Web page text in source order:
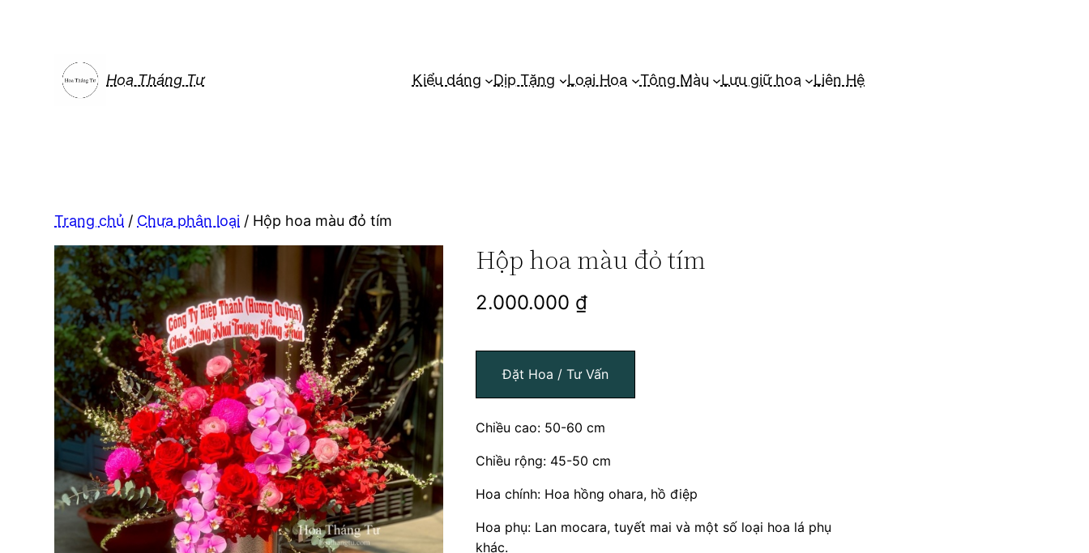
Hoa Tháng Tư Kiểu dáng Dịp Tặng Loại Hoa Tông Màu Lưu giữ hoa Liên Hệ
Trang chủ / Chưa phân loại / Hộp hoa màu đỏ tím
Hộp hoa màu đỏ tím
2.000.000 ₫
Đặt Hoa / Tư Vấn
Chiều cao: 50-60 cm
Chiều rộng: 45-50 cm
Hoa chính: Hoa hồng ohara, hồ điệp
Hoa phụ: Lan mocara, tuyết mai và một số loại hoa lá phụ
khác.